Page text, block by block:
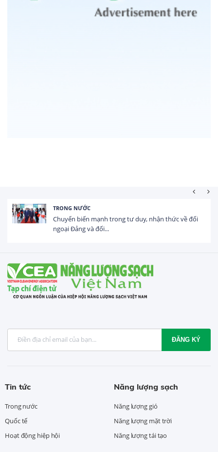
TRONG NƯỚC
Chuyển biến mạnh trong tư duy, nhận thức về đối
ngoại Đảng và đối...
ĐĂNG KÝ
Tin tức
Trong nước
Quốc tế
Hoạt động hiệp hội
Năng lượng sạch
Năng lượng gió
Năng lượng mặt trời
Năng lượng tái tạo